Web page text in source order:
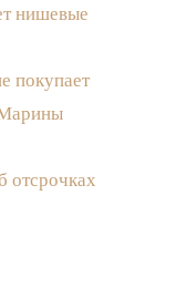
нишевые
покупает
Марины
отсрочках